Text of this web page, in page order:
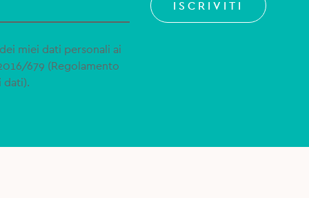
miei dati personali ai
679 (Regolamento
dati).
ISCRIVITI